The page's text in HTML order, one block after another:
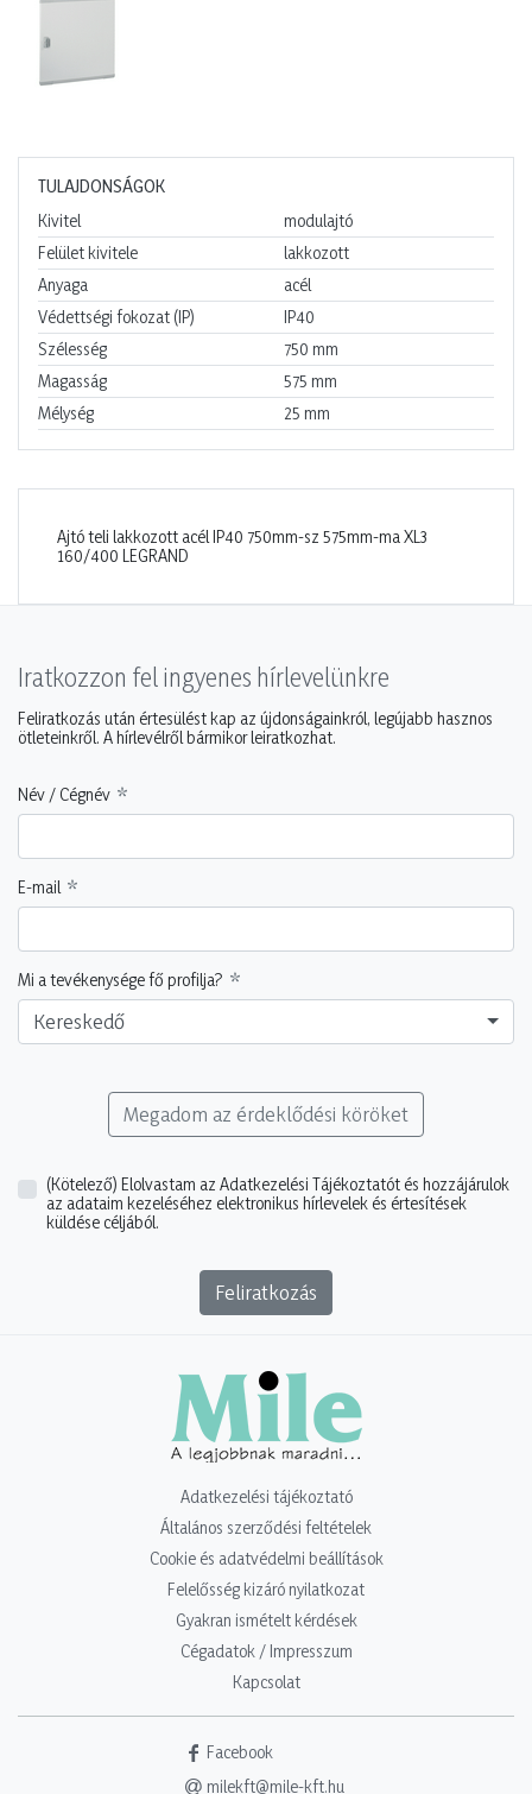
TULAJDONSÁGOK
Kivitel
modulajtó
Felület kivitele
lakkozott
Anyaga
acél
Védettségi fokozat (IP)
IP40
Szélesség
750 mm
Magasság
575 mm
Mélység
25 mm
Ajtó teli lakkozott acél IP40 750mm-sz 575mm-ma XL3
160/400 LEGRAND
Iratkozzon fel ingyenes hírlevelünkre
Feliratkozás után értesülést kap az újdonságainkról, legújabb hasznos
ötleteinkről. A hírlevélről bármikor leiratkozhat.
Név / Cégnév
E-mail
Mi a tevékenysége fő profilja?
Kereskedő
Megadom az érdeklődési köröket
(Kötelező) Elolvastam az Adatkezelési Tájékoztatót és hozzájárulok
az adataim kezeléséhez elektronikus hírlevelek és értesítések
küldése céljából.
Feliratkozás
Adatkezelési tájékoztató
Általános szerződési feltételek
Cookie és adatvédelmi beállítások
Felelősség kizáró nyilatkozat
Gyakran ismételt kérdések
Cégadatok / Impresszum
Kapcsolat
Facebook
milekft@mile-kft.hu